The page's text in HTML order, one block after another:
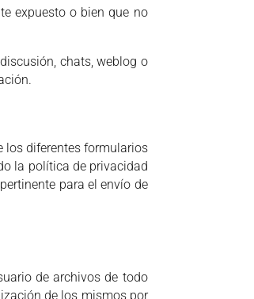
expuesto o bien que no
chats, weblog o
los diferentes formularios
la política de privacidad
para el envío de
de archivos de todo
de los mismos por